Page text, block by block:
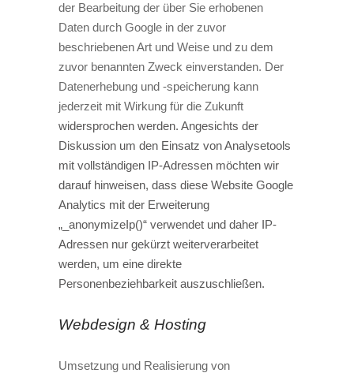
der Bearbeitung der über Sie erhobenen
Daten durch Google in der zuvor
beschriebenen Art und Weise und zu dem
zuvor benannten Zweck einverstanden. Der
Datenerhebung und -speicherung kann
jederzeit mit Wirkung für die Zukunft
widersprochen werden. Angesichts der
Diskussion um den Einsatz von Analysetools
mit vollständigen IP-Adressen möchten wir
darauf hinweisen, dass diese Website Google
Analytics mit der Erweiterung
„_anonymizeIp()“ verwendet und daher IP-
Adressen nur gekürzt weiterverarbeitet
werden, um eine direkte
Personenbeziehbarkeit auszuschließen.
Webdesign & Hosting
Umsetzung und Realisierung von